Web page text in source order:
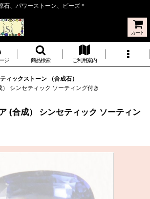
石、パワーストーン、ビーズ＊
カート
ジ 商品検索 ご利用案内
ィックストーン （合成石）
シンセティック ソーティング付き
(合成） シンセティック ソーティン